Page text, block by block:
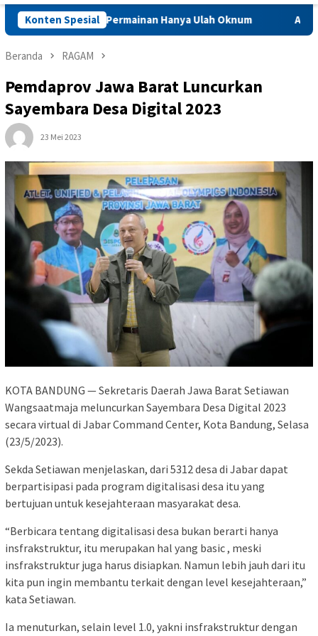
Konten Spesial
Dugaan Permainan Hanya Ulah Oknum Ahli Waris
Beranda RAGAM
Pemdaprov Jawa Barat Luncurkan
Sayembara Desa Digital 2023
23 Mei 2023
KOTA BANDUNG — Sekretaris Daerah Jawa Barat Setiawan
Wangsaatmaja meluncurkan Sayembara Desa Digital 2023
secara virtual di Jabar Command Center, Kota Bandung, Selasa
(23/5/2023).
Sekda Setiawan menjelaskan, dari 5312 desa di Jabar dapat
berpartisipasi pada program digitalisasi desa itu yang
bertujuan untuk kesejahteraan masyarakat desa.
“Berbicara tentang digitalisasi desa bukan berarti hanya
insfrakstruktur, itu merupakan hal yang basic , meski
insfrakstruktur juga harus disiapkan. Namun lebih jauh dari itu
kita pun ingin membantu terkait dengan level kesejahteraan,”
kata Setiawan.
Ia menuturkan, selain level 1.0, yakni insfrakstruktur dengan